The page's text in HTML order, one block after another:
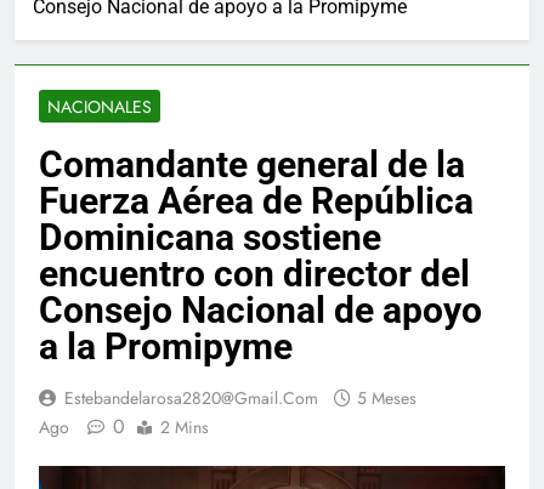
Consejo Nacional de apoyo a la Promipyme
NACIONALES
Comandante general de la
Fuerza Aérea de República
Dominicana sostiene
encuentro con director del
Consejo Nacional de apoyo
a la Promipyme
Estebandelarosa2820@gmail.com
5 Meses
Ago
0 2 Mins